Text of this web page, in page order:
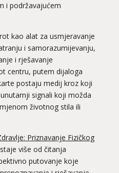
i podržavajućem
kao alat za usmjeravanje
i samorazumijevanju,
i rješavanje
centru, putem dijaloga
postaju medij kroz koji
signali koji možda
životnog stila ili
Priznavanje Fizičkog
više od čitanja
putovanje koje